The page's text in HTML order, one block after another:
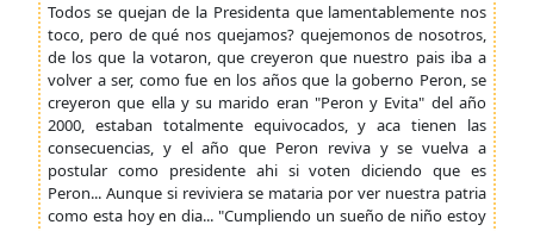
Todos se quejan de la Presidenta que lamentablemente nos
toco, pero de qué nos quejamos? quejemonos de nosotros,
de los que la votaron, que creyeron que nuestro pais iba a
volver a ser, como fue en los años que la goberno Peron, se
creyeron que ella y su marido eran "Peron y Evita" del año
2000, estaban totalmente equivocados, y aca tienen las
consecuencias, y el año que Peron reviva y se vuelva a
postular como presidente ahi si voten diciendo que es
Peron... Aunque si reviviera se mataria por ver nuestra patria
como esta hoy en dia... "Cumpliendo un sueño de niño estoy